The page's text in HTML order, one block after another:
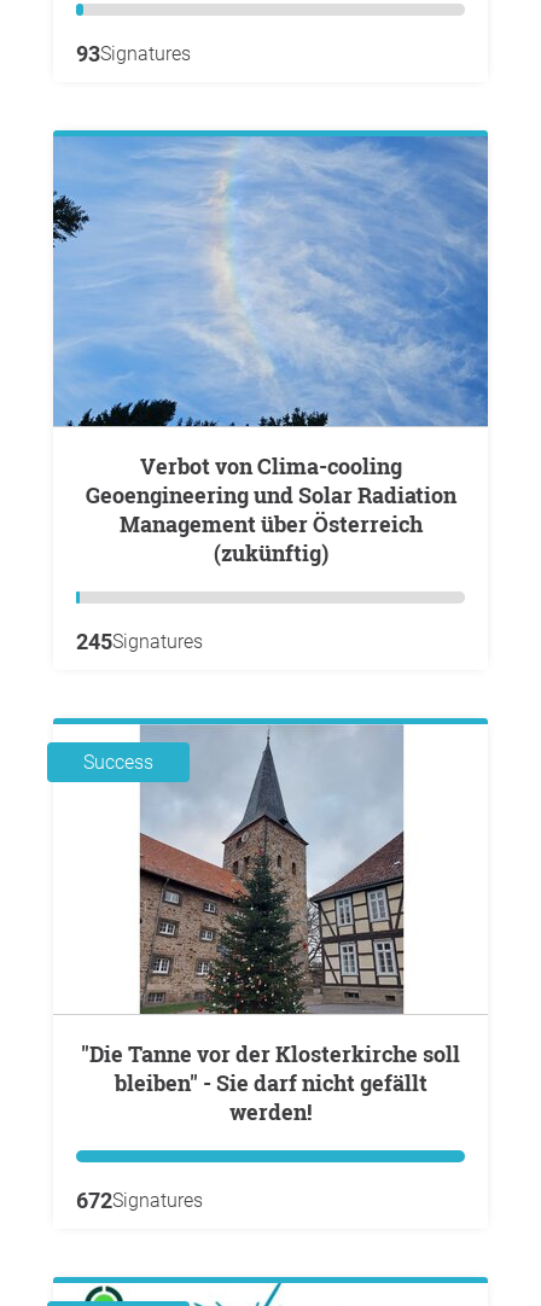
93Signatures
Verbot von Clima-cooling
Geoengineering und Solar Radiation
Management über Österreich
(zukünftig)
245Signatures
Success
"Die Tanne vor der Klosterkirche soll
bleiben" - Sie darf nicht gefällt
werden!
672Signatures